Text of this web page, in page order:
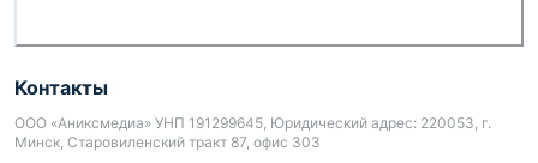
Контакты
ООО «Аниксмедиа» УНП 191299645, Юридический адрес: 220053, г.
Минск, Старовиленский тракт 87, офис 303